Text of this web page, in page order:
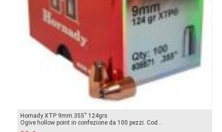
Hornady XTP 9mm.355'' 124grs
Ogive hollow point in confezione da 100 pezzi. Cod...